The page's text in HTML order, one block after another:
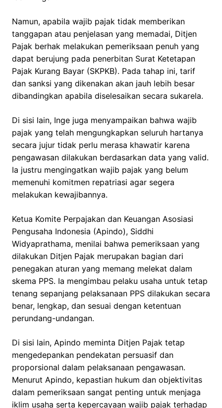
Namun, apabila wajib pajak tidak memberikan
tanggapan atau penjelasan yang memadai, Ditjen
Pajak berhak melakukan pemeriksaan penuh yang
dapat berujung pada penerbitan Surat Ketetapan
Pajak Kurang Bayar (SKPKB). Pada tahap ini, tarif
dan sanksi yang dikenakan akan jauh lebih besar
dibandingkan apabila diselesaikan secara sukarela.
Di sisi lain, Inge juga menyampaikan bahwa wajib
pajak yang telah mengungkapkan seluruh hartanya
secara jujur tidak perlu merasa khawatir karena
pengawasan dilakukan berdasarkan data yang valid.
Ia justru mengingatkan wajib pajak yang belum
memenuhi komitmen repatriasi agar segera
melakukan kewajibannya.
Ketua Komite Perpajakan dan Keuangan Asosiasi
Pengusaha Indonesia (Apindo), Siddhi
Widyaprathama, menilai bahwa pemeriksaan yang
dilakukan Ditjen Pajak merupakan bagian dari
penegakan aturan yang memang melekat dalam
skema PPS. Ia mengimbau pelaku usaha untuk tetap
tenang sepanjang pelaksanaan PPS dilakukan secara
benar, lengkap, dan sesuai dengan ketentuan
perundang-undangan.
Di sisi lain, Apindo meminta Ditjen Pajak tetap
mengedepankan pendekatan persuasif dan
proporsional dalam pelaksanaan pengawasan.
Menurut Apindo, kepastian hukum dan objektivitas
dalam pemeriksaan sangat penting untuk menjaga
iklim usaha serta kepercayaan wajib pajak terhadap